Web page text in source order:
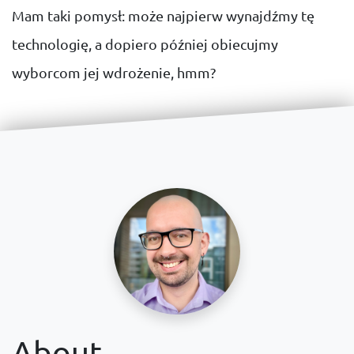
Mam taki pomysł: może najpierw wynajdźmy tę
technologię, a dopiero później obiecujmy
wyborcom jej wdrożenie, hmm?